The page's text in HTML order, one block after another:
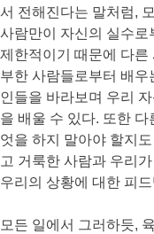
서 전해진다는 말처럼,
사람만이 자신의 실수로
제한적이기 때문에 다른
부한 사람들로부터 배우
인들을 바라보며 우리
을 배울 수 있다. 또한
엇을 하지 말아야 할지
고 거룩한 사람과 우리
우리의 상황에 대한 피
모든 일에서 그러하듯,